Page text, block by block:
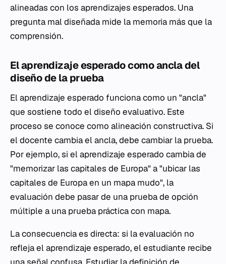
alineadas con los aprendizajes esperados. Una
pregunta mal diseñada mide la memoria más que la
comprensión.
El aprendizaje esperado como ancla del
diseño de la prueba
El aprendizaje esperado funciona como un "ancla"
que sostiene todo el diseño evaluativo. Este
proceso se conoce como alineación constructiva. Si
el docente cambia el ancla, debe cambiar la prueba.
Por ejemplo, si el aprendizaje esperado cambia de
"memorizar las capitales de Europa" a "ubicar las
capitales de Europa en un mapa mudo", la
evaluación debe pasar de una prueba de opción
múltiple a una prueba práctica con mapa.
La consecuencia es directa: si la evaluación no
refleja el aprendizaje esperado, el estudiante recibe